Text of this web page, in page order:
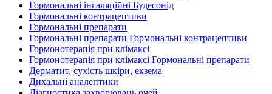
Гормональні інгаляційні Будесонід
Гормональні контрацептиви
Гормональні препарати
Гормональні препарати Гормональні контрацептиви
Гормонотерапія при клімаксі
Гормонотерапія при клімаксі Гормональні препарати
Дерматит, сухість шкіри, екзема
Дихальні аналептики